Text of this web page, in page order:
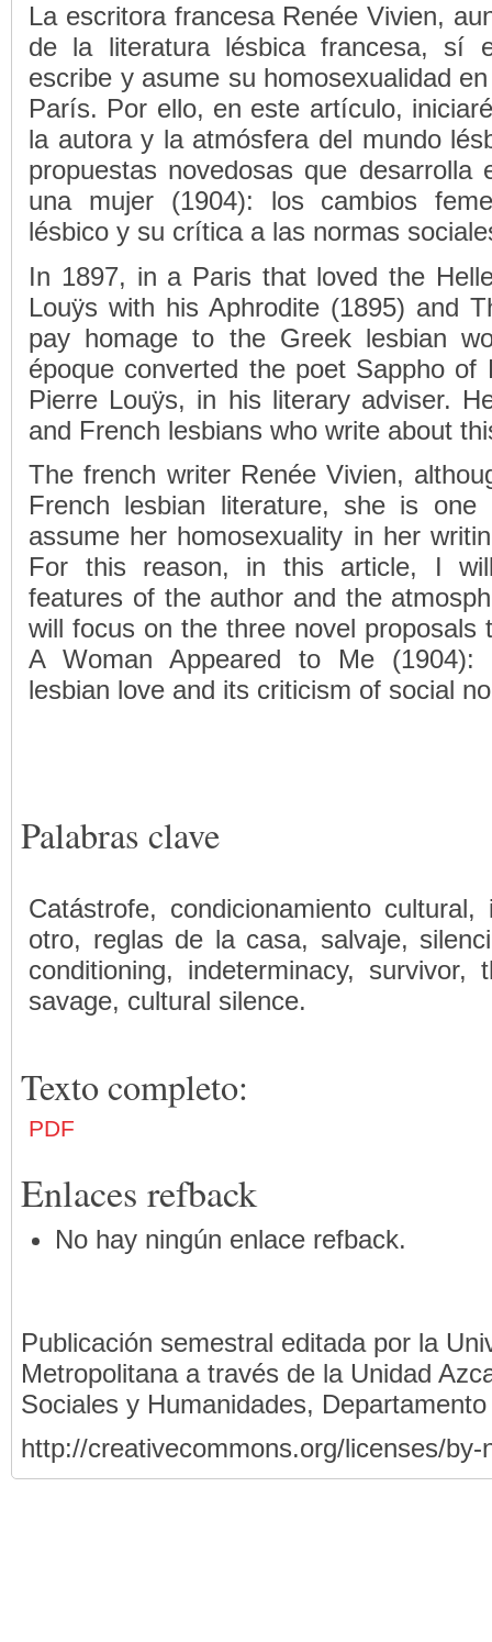
La escritora francesa Renée Vivien,
de la literatura lésbica francesa, sí
escribe y asume su homosexualidad
París. Por ello, en este artículo,
la autora y la atmósfera del mundo
propuestas novedosas que
una mujer (1904): los cambios
lésbico y su crítica a las normas
In 1897, in a Paris that loved the
Louÿs with his Aphrodite (1895) and
pay homage to the Greek lesbian
époque converted the poet Sappho
Pierre Louÿs, in his literary adviser.
and French lesbians who write about
The french writer Renée Vivien,
French lesbian literature, she is
assume her homosexuality in her
For this reason, in this article, I
features of the author and the
will focus on the three novel
A Woman Appeared to Me (1904):
lesbian love and its criticism of social
Palabras clave
Catástrofe, condicionamiento
otro, reglas de la casa, salvaje,
conditioning, indeterminacy,
savage, cultural silence.
Texto completo:
PDF
Enlaces refback
No hay ningún enlace refback.
Publicación semestral editada por la
Metropolitana a través de la Unidad
Sociales y Humanidades,
http://creativecommons.org/licenses/by-